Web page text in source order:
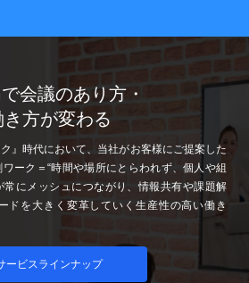
会議のあり方・
方が変わる
』時代において、当社がお客様にご提案した
ーク＝“時間や場所にとらわれず、個人や組
にメッシュにつながり、情報共有や課題解
ドを大きく変革していく生産性の高い働き
ービスラインナップ